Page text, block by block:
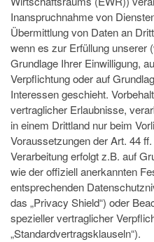
Inanspruchnahme von
Übermittlung von Daten an
wenn es zur Erfüllung unserer
Grundlage Ihrer Einwilligung,
Verpflichtung oder auf
Interessen geschieht.
vertraglicher Erlaubnisse,
in einem Drittland nur beim
Voraussetzungen der Art. 44
Verarbeitung erfolgt z.B. auf
wie der offiziell anerkannten
entsprechenden
das „Privacy Shield“) oder
spezieller vertraglicher
„Standardvertragsklauseln“).